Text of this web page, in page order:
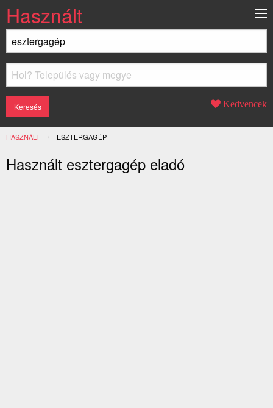
Használt
Kedvencek
HASZNÁLT JELENLEGI:
ESZTERGAGÉP
Használt esztergagép eladó